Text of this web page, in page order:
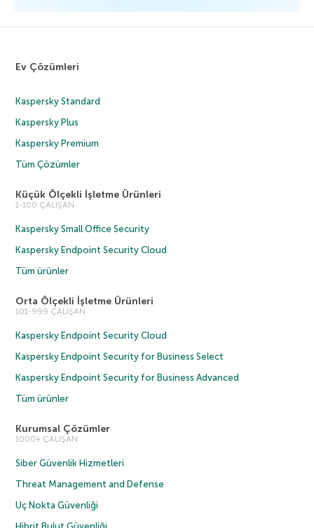
Ev Çözümleri
Kaspersky Standard
Kaspersky Plus
Kaspersky Premium
Tüm Çözümler
Küçük Ölçekli İşletme Ürünleri
1-100 ÇALIŞAN
Kaspersky Small Office Security
Kaspersky Endpoint Security Cloud
Tüm ürünler
Orta Ölçekli İşletme Ürünleri
101-999 ÇALIŞAN
Kaspersky Endpoint Security Cloud
Kaspersky Endpoint Security for Business Select
Kaspersky Endpoint Security for Business Advanced
Tüm ürünler
Kurumsal Çözümler
1000+ ÇALIŞAN
Siber Güvenlik Hizmetleri
Threat Management and Defense
Uç Nokta Güvenliği